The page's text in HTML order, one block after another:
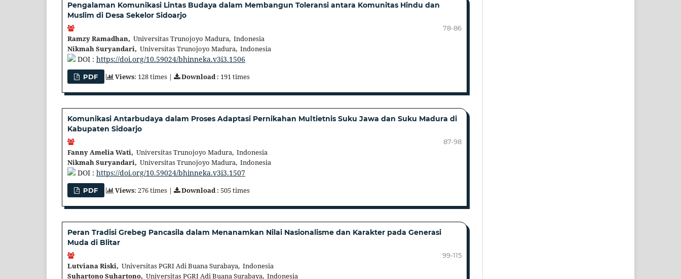
Pengalaman Komunikasi Lintas Budaya dalam Membangun Toleransi antara Komunitas Hindu dan
Muslim di Desa Sekelor Sidoarjo
Ramzy Ramadhan, Universitas Trunojoyo Madura, Indonesia
Nikmah Suryandari, Universitas Trunojoyo Madura, Indonesia
78-86
DOI : https://doi.org/10.59024/bhinneka.v3i3.1506
PDF Views: 128 times | Download: 191 times
Komunikasi Antarbudaya dalam Proses Adaptasi Pernikahan Multietnis Suku Jawa dan Suku Madura di
Kabupaten Sidoarjo
Fanny Amelia Wati, Universitas Trunojoyo Madura, Indonesia
Nikmah Suryandari, Universitas Trunojoyo Madura, Indonesia
87-98
DOI : https://doi.org/10.59024/bhinneka.v3i3.1507
PDF Views: 276 times | Download: 505 times
Peran Tradisi Grebeg Pancasila dalam Menanamkan Nilai Nasionalisme dan Karakter pada Generasi
Muda di Blitar
Lutviana Riski, Universitas PGRI Adi Buana Surabaya, Indonesia
Suhartono Suhartono, Universitas PGRI Adi Buana Surabaya, Indonesia
99-115